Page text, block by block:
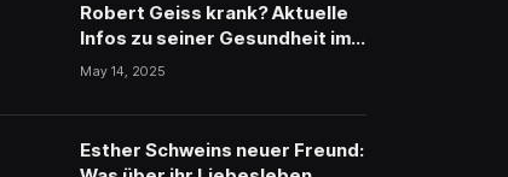
Robert Geiss krank? Aktuelle
Infos zu seiner Gesundheit im
Überblick
May 14, 2025
Esther Schweins neuer Freund: